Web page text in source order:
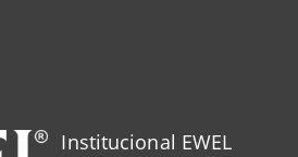
Institucional EWEL